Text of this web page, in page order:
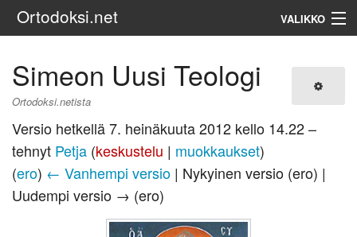
Ortodoksi.net VALIKKO
Simeon Uusi Teologi
Ortodoksi.netista
Versio hetkellä 7. heinäkuuta 2012 kello 14.22 –
tehnyt Petja (keskustelu | muokkaukset)
(ero) ← Vanhempi versio | Nykyinen versio (ero) |
Uudempi versio → (ero)